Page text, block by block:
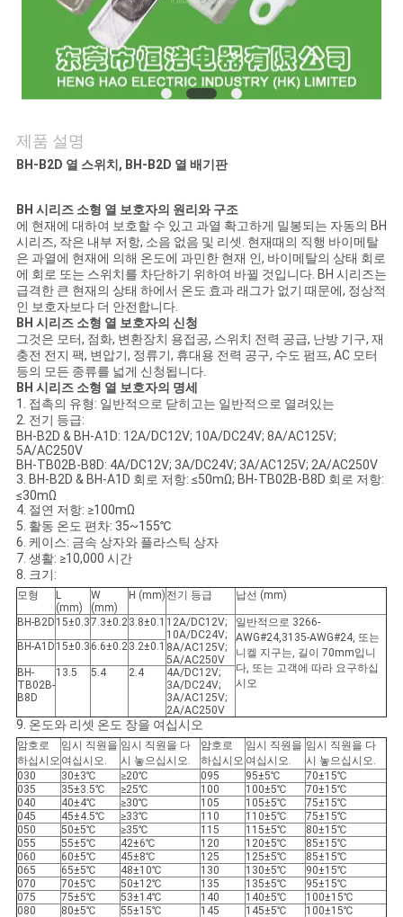
뉴
스
모
든
케
이
스
사
이
트
맵
PRIVACY
POLICY
제품 설명
BH-B2D 열 스위치, BH-B2D 열 배기판
BH 시리즈 소형 열 보호자의 원리와 구조
에 현재에 대하여 보호할 수 있고 과열 확고하게 밀봉되는 자동의 BH
시리즈, 작은 내부 저항, 소음 없음 및 리셋. 현재때의 직행 바이메탈
은 과열에 현재에 의해 온도에 과민한 현재 인, 바이메탈의 상태 회로
에 회로 또는 스위치를 차단하기 위하여 바뀔 것입니다. BH 시리즈는
급격한 큰 현재의 상태 하에서 온도 효과 래그가 없기 때문에, 정상적
인 보호자보다 더 안전합니다.
BH 시리즈 소형 열 보호자의 신청
그것은 모터, 점화, 변환장치 용접공, 스위치 전력 공급, 난방 기구, 재
충전 전지 팩, 변압기, 정류기, 휴대용 전력 공구, 수도 펌프, AC 모터
등의 모든 종류를 넓게 신청됩니다.
BH 시리즈 소형 열 보호자의 명세
1. 접촉의 유형: 일반적으로 닫히고는 일반적으로 열려있는
2. 전기 등급:
BH-B2D & BH-A1D: 12A/DC12V; 10A/DC24V; 8A/AC125V;
5A/AC250V
BH-TB02B-B8D: 4A/DC12V; 3A/DC24V; 3A/AC125V; 2A/AC250V
3. BH-B2D & BH-A1D 회로 저항: ≤50mΩ; BH-TB02B-B8D 회로 저항:
≤30mΩ
4. 절연 저항: ≥100mΩ
5. 활동 온도 편차: 35~155℃
6. 케이스: 금속 상자와 플라스틱 상자
7. 생활: ≥10,000 시간
8. 크기:
모형
L
(mm)
W
(mm)
H (mm) 전기 등급 납선 (mm)
BH-B2D 15±0.37.3±0.23.8±0.1 12A/DC12V;
10A/DC24V;
8A/AC125V;
5A/AC250V
일반적으로 3266-
AWG#24,3135-AWG#24, 또는
니켈 지구는, 길이 70mm입니
다, 또는 고객에 따라 요구하십
시오
BH-A1D 15±0.3 6.6±0.23.2±0.1
BH-
TB02B-
B8D
13.5 5.4 2.4
4A/DC12V;
3A/DC24V;
3A/AC125V;
2A/AC250V
9. 온도와 리셋 온도 장을 여십시오
암호로
하십시오
임시 직원을
여십시오.
임시 직원을 다
시 놓으십시오.
암호로
하십시오
임시 직원을
여십시오.
임시 직원을 다
시 놓으십시오.
030
30±3℃ ≥20℃ 095 95±5℃
70±15℃
035
35±3.5℃ ≥25℃ 100 100±5℃
70±15℃
040
40±4℃ ≥30℃ 105 105±5℃
75±15℃
045
45±4.5℃ ≥33℃ 110 110±5℃
75±15℃
050
50±5℃ ≥35℃ 115 115±5℃
80±15℃
055
55±5℃ 42±6℃ 120 120±5℃
85±15℃
060
60±5℃ 45±8℃ 125 125±5℃
85±15℃
065
65±5℃ 48±10℃ 130 130±5℃
90±15℃
070
70±5℃ 50±12℃ 135 135±5℃
95±15℃
075
75±5℃ 53±14℃ 140 140±5℃
100±15℃
080
80±5℃ 55±15℃ 145 145±5℃
100±15℃